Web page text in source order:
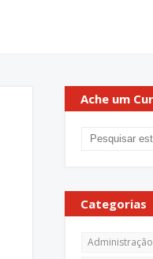
Ache um
Categorias
Administração